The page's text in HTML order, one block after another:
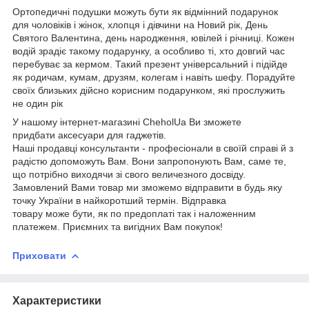
Ортопедичні подушки можуть бути як відмінний подарунок
для чоловіків і жінок, хлопця і дівчини на Новий рік, День
Святого Валентина, день народження, ювілей і річниці. Кожен
водій зрадіє такому подарунку, а особливо ті, хто довгий час
перебуває за кермом. Такий презент універсальний і підійде
як родичам, кумам, друзям, колегам і навіть шефу. Порадуйте
своїх близьких дійсно корисним подарунком, які прослужить
не один рік
У нашому інтернет-магазині CheholUa Ви зможете
придбати аксесуари для гаджетів.
Наші продавці консультанти - професіонали в своїй справі й з
радістю допоможуть Вам. Вони запропонують Вам, саме те,
що потрібно виходячи зі свого величезного досвіду.
Замовлений Вами товар ми зможемо відправити в будь яку
точку України в найкоротший термін. Відправка
товару може бути, як по предоплаті так і наложенним
платежем. Приємних та вигідних Вам покупок!
Приховати
Характеристики